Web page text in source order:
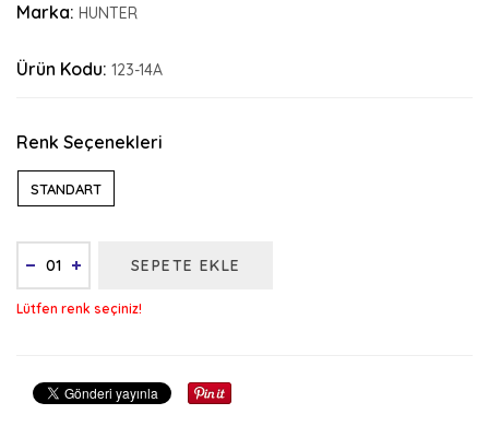
Marka: HUNTER
Ürün Kodu: 123-14A
Renk Seçenekleri
STANDART
SEPETE EKLE
Lütfen renk seçiniz!